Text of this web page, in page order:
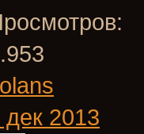
дек 2013